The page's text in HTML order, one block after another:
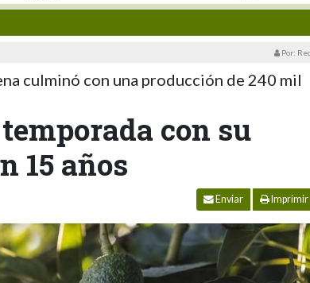
Por:
culminó con una producción de 240 mil
con su
15 años
Enviar Imprimir